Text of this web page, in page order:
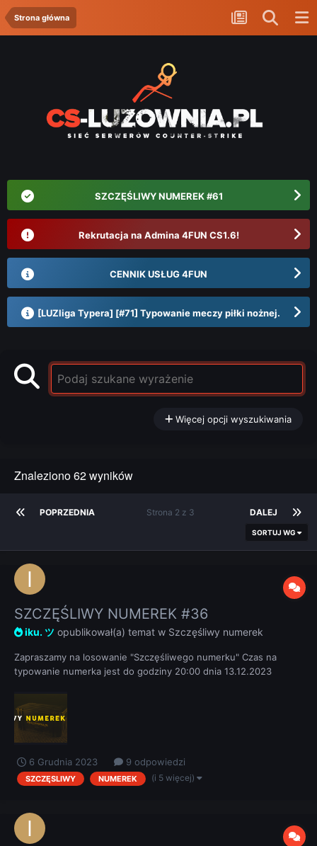
Strona główna
SZCZĘŚLIWY NUMEREK #61
Rekrutacja na Admina 4FUN CS1.6!
CENNIK USŁUG 4FUN
[LUZliga Typera] [#71] Typowanie meczy piłki nożnej.
Więcej opcji wyszukiwania
Znaleziono 62 wyników
POPRZEDNIA DALEJ
Strona 2 z 3
SORTUJ WG
SZCZĘŚLIWY NUMEREK #36
iku. ツ opublikował(a) temat w Szczęśliwy numerek
Zapraszamy na losowanie "Szczęśliwego numerku" Czas na
typowanie numerka jest do godziny 20:00 dnia 13.12.2023
6 Grudnia 2023 9 odpowiedzi
SZCZĘSLIWY NUMEREK (i 5 więcej)